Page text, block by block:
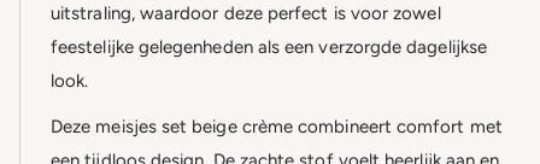
uitstraling, waardoor deze perfect is voor zowel
feestelijke gelegenheden als een verzorgde dagelijkse
look.
Deze meisjes set beige crème combineert comfort met